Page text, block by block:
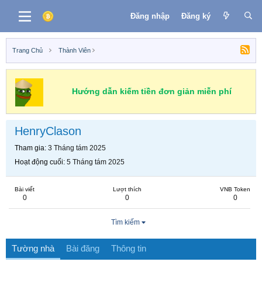
Đăng nhập Đăng ký
Trang Chủ Thành Viên
Hướng dẫn kiếm tiền đơn giản miễn phí
HenryClason
Tham gia 3 Tháng tám 2025
Hoạt động cuối 5 Tháng tám 2025
Bài viết
0
Lượt thích
0
VNB Token
0
Tìm kiếm
Tường nhà Bài đăng Thông tin